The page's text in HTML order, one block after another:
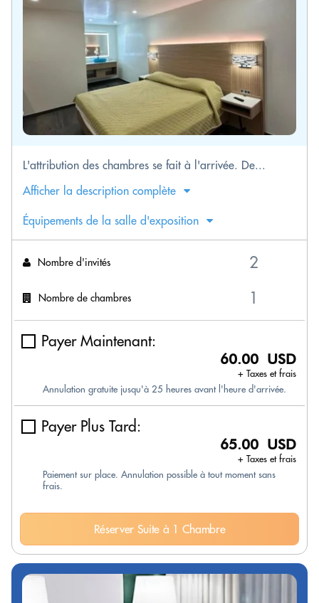
L'attribution des chambres se fait à l'arrivée. De...
Afficher la description complète
Équipements de la salle d'exposition
Nombre d'invités
Nombre de chambres
Payer Maintenant:
60.00 USD
+ Taxes et frais
Annulation gratuite jusqu'à 25 heures avant l'heure d'arrivée.
Payer Plus Tard:
65.00 USD
+ Taxes et frais
Paiement sur place. Annulation possible à tout moment sans
frais.
Réserver Suite à 1 Chambre